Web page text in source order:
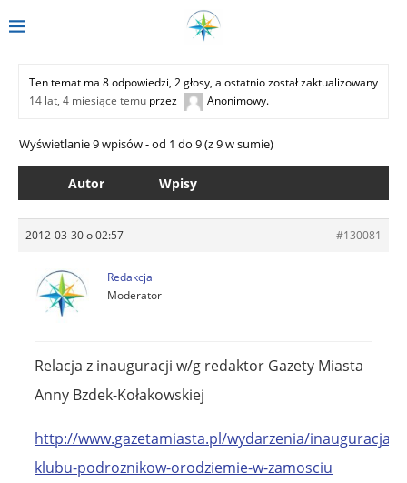
Ten temat ma 8 odpowiedzi, 2 głosy, a ostatnio został zaktualizowany
14 lat, 4 miesiące temu przez Anonimowy.
Wyświetlanie 9 wpisów - od 1 do 9 (z 9 w sumie)
Autor Wpisy
2012-03-30 o 02:57 #130081
Redakcja
Moderator
Relacja z inauguracji w/g redaktor Gazety Miasta
Anny Bzdek-Kołakowskiej
http://www.gazetamiasta.pl/wydarzenia/inauguracja-
klubu-podroznikow-orodziemie-w-zamosciu